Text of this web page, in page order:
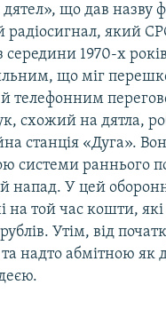
що дав назву
який
1970-х
що міг
й телефонним
схожий на дятла,
станція «Дуга».
системи раннього
напад. У цей
на той час кошти,
Утім, від
надто абмітною як